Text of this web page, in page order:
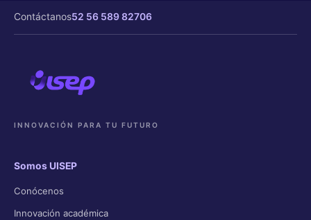
Contáctanos52 56 589 82706
INNOVACIÓN PARA TU FUTURO
Somos UISEP
Conócenos
Innovación académica